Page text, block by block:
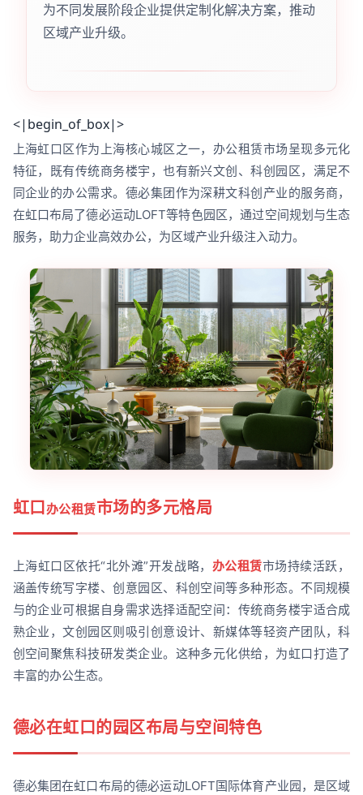
为不同发展阶段企业提供定制化解决方案，推动
区域产业升级。
<|begin_of_box|>
上海虹口区作为上海核心城区之一，办公租赁市场呈现多元化
特征，既有传统商务楼宇，也有新兴文创、科创园区，满足不
同企业的办公需求。德必集团作为深耕文科创产业的服务商，
在虹口布局了德必运动LOFT等特色园区，通过空间规划与生态
服务，助力企业高效办公，为区域产业升级注入动力。
虹口 办公租赁市场的多元格局
上海虹口区依托“北外滩”开发战略， 办公租赁市场持续活跃，
涵盖传统写字楼、创意园区、科创空间等多种形态。不同规模
与的企业可根据自身需求选择适配空间：传统商务楼宇适合成
熟企业，文创园区则吸引创意设计、新媒体等轻资产团队，科
创空间聚焦科技研发类企业。这种多元化供给，为虹口打造了
丰富的办公生态。
德必在虹口的园区布局与空间特色
德必集团在虹口布局的德必运动LOFT国际体育产业园，是区域